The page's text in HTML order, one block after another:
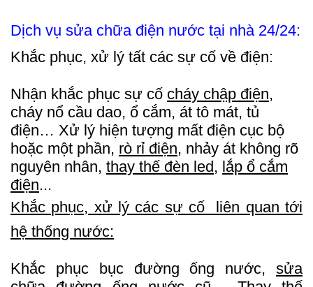
Dịch vụ sửa chữa điện nước tại nhà 24/24:
Khắc phục, xử lý tất các sự cố về điện:
Nhận khắc phục sự cố cháy chập điện,
cháy nổ cầu dao, ổ cắm, át tô mát, tủ
điện… Xử lý hiện tượng mất điện cục bộ
hoặc một phần, rò rỉ điện, nhảy át không rõ
nguyên nhân, thay thế đèn led, lắp ổ cắm
điện...
Khắc phục, xử lý các sự cố liên quan tới
hệ thống nước:
Khắc phục bục đường ống nước, sửa